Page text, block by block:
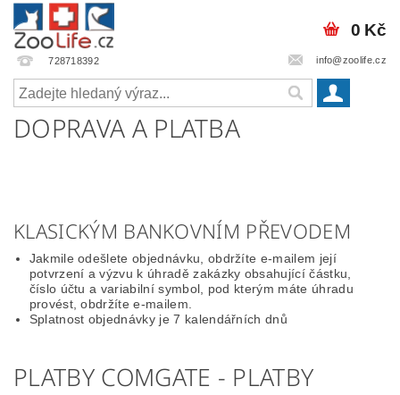
728718392 info@zoolife.cz
0 Kč
DOPRAVA A PLATBA
KLASICKÝM BANKOVNÍM PŘEVODEM
Jakmile odešlete objednávku, obdržíte e-mailem její
potvrzení a výzvu k úhradě zakázky obsahující částku,
číslo účtu a variabilní symbol, pod kterým máte úhradu
provést, obdržíte e-mailem.
Splatnost objednávky je 7 kalendářních dnů
PLATBY COMGATE - PLATBY